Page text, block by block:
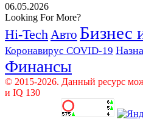
06.05.2026
Looking For More?
Hi-Tech Авто Бизнес
Коронавирус COVID-19
Финансы
© 2015-2026. Данный ресурс
и IQ 130